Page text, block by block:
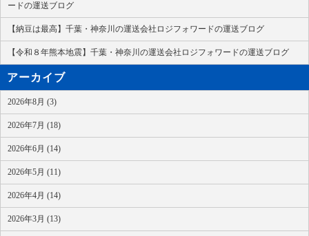
ードの運送ブログ
【納豆は最高】千葉・神奈川の運送会社ロジフォワードの運送ブログ
【令和８年熊本地震】千葉・神奈川の運送会社ロジフォワードの運送ブログ
アーカイブ
2026年8月 (3)
2026年7月 (18)
2026年6月 (14)
2026年5月 (11)
2026年4月 (14)
2026年3月 (13)